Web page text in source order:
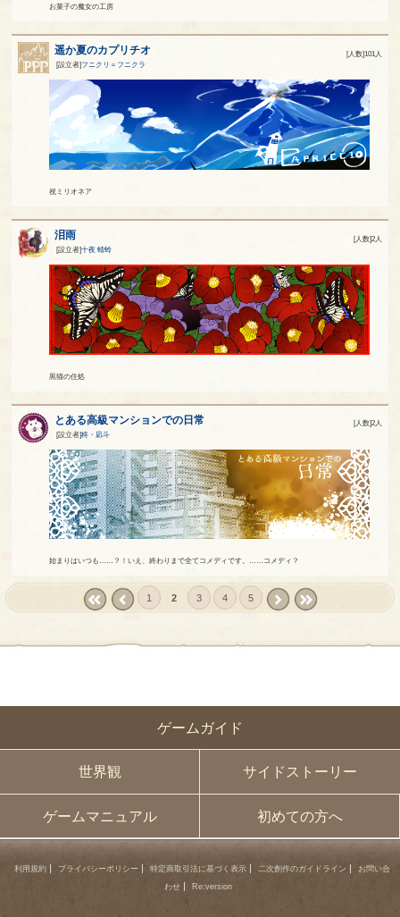
ゲームガイド
世界観 サイドストーリー
ゲームマニュアル 初めての方へ
お菓子の魔女の工房
遥か夏のカプリチオ
[人数]101人
[設立者]フニクリ＝フニクラ
祝ミリオネア
泪雨
[人数]2人
[設立者]十夜 蜻蛉
黒猫の住処
とある高級マンションでの日常
[人数]2人
[設立者]柊・凪斗
始まりはいつも……？！いえ、終わりまで全てコメディです。……コメディ？
1 2 3 4 5
利用規約 プライバシーポリシー 特定商取引法に基づく表示 二次創作のガイドライン
お問い合
わせ
Re:version